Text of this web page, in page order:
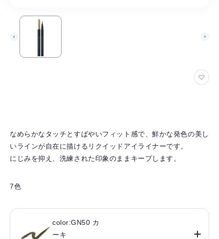
お
を
なめらかなタッチとすばやいフィット感で、鮮かな発色の美し
いラインが自在に描けるリクイッドアイライナーです。
にじみを抑え、洗練された印象のままキープします。
7色
color:GN50 カ
ーキ